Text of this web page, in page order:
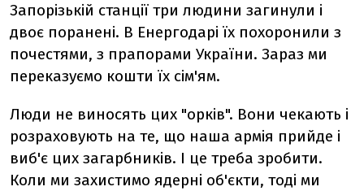
Запорізькій станції три людини загинули і
двоє поранені. В Енергодарі їх похоронили з
почестями, з прапорами України. Зараз ми
переказуємо кошти їх сім'ям.
Люди не виносять цих "орків". Вони чекають і
розраховують на те, що наша армія прийде і
виб'є цих загарбників. І це треба зробити.
Коли ми захистимо ядерні об'єкти, тоді ми